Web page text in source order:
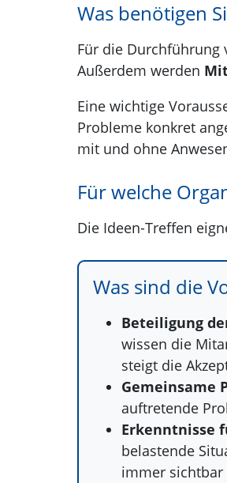
Was benötigen
Für die Durchführung
Außerdem werden
Eine wichtige
Probleme konkret
mit und ohne
Für welche
Die Ideen-Treffen
Was sind die
Beteiligung
wissen die
steigt die
Gemeinsame
auftretende
Erkenntnisse
belastende
immer sichtbar